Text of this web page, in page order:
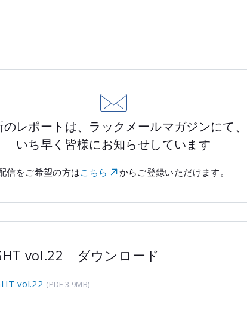
のレポートは、ラックメールマガジンにて、
いち早く皆様にお知らせしています
信をご希望の方はこちら からご登録いただけます。
vol.22 ダウンロード
vol.22 (PDF 3.9MB)